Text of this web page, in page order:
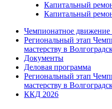
Капитальный
Капитальный
Чемпионатное
Региональный этап
мастерству в
Документы
Деловая программа
Региональный этап
мастерству в
ККД 2026